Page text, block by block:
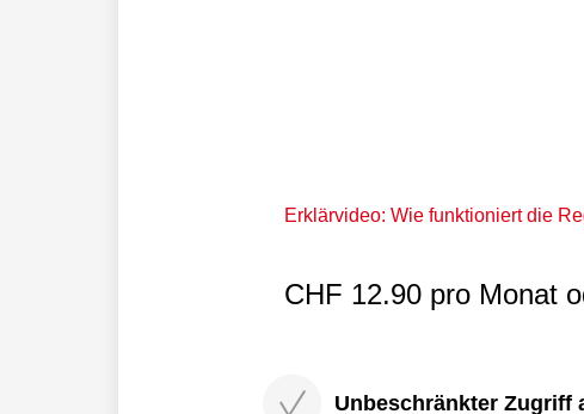
Erklärvideo: Wie funktioniert die
CHF 12.90 pro Monat
Unbeschränkter Zugriff